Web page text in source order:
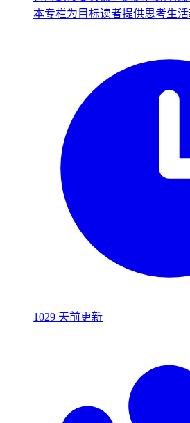
本专栏为目标读者提供思考生活
1029 天前更新